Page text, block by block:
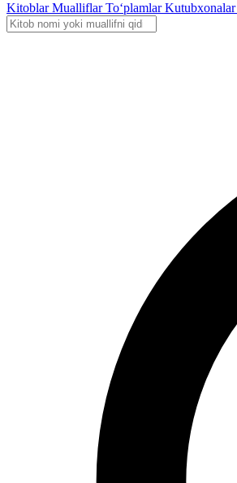
KitoblarMualliflarTo‘plamlarKutubxonalar